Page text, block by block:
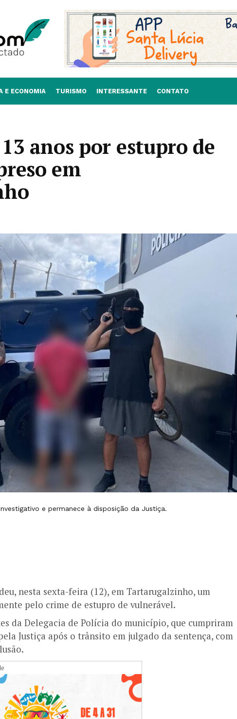
E ECONOMIA TURISMO INTERESSANTE CONTATO
anos por estupro de
em
e permanece à disposição da Justiça.
nesta sexta-feira (12), em Tartarugalzinho, um
pelo crime de estupro de vulnerável.
da Delegacia de Polícia do município, que cumpriram
Justiça após o trânsito em julgado da sentença, com